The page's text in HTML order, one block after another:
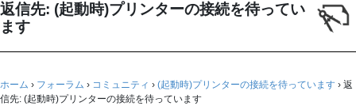
返信先: (起動時)プリンターの接続を待ってい
ます
ホーム › フォーラム › コミュニティ › (起動時)プリンターの接続を待っています › 返
信先: (起動時)プリンターの接続を待っています